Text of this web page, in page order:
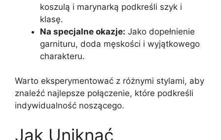
koszulą i marynarką podkreśli szyk i
klasę.
Na specjalne okazje: Jako dopełnienie
garnituru, doda męskości i wyjątkowego
charakteru.
Warto eksperymentować z różnymi stylami, aby
znaleźć najlepsze połączenie, które podkreśli
indywidualność noszącego.
Jak Uniknąć